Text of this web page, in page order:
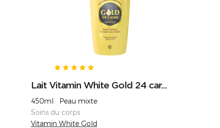
Lait Vitamin White Gold 24 car...
450ml Peau mixte
Soins du corps
Vitamin White Gold